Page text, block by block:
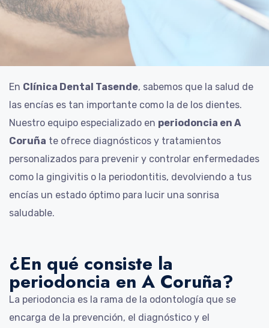
En Clínica Dental Tasende, sabemos que la salud de
las encías es tan importante como la de los dientes.
Nuestro equipo especializado en periodoncia en A
Coruña te ofrece diagnósticos y tratamientos
personalizados para prevenir y controlar enfermedades
como la gingivitis o la periodontitis, devolviendo a tus
encías un estado óptimo para lucir una sonrisa
saludable.
¿En qué consiste la
periodoncia en A Coruña?
La periodoncia es la rama de la odontología que se
encarga de la prevención, el diagnóstico y el